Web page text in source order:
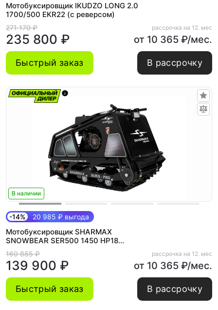
Мотобуксировщик IKUDZO LONG 2.0
1700/500 EKR22 (с реверсом)
271 170 ₽
235 800 ₽
рассрочка на 12. мес
от 10 365 ₽/мес.
Быстрый заказ В рассрочку
В наличии
-14% 20 985 ₽ выгода
Мотобуксировщик SHARMAX
SNOWBEAR SER500 1450 HP18
MAXIMUM New
160 885 ₽
139 900 ₽
рассрочка на 12. мес
от 10 365 ₽/мес.
Быстрый заказ В рассрочку